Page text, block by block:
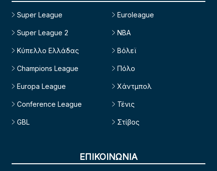
Super League
Super League 2
Κύπελλο Ελλάδας
Champions League
Europa League
Conference League
GBL
Euroleague
NBA
Βόλεϊ
Πόλο
Χάντμπολ
Τένις
Στίβος
ΕΠΙΚΟΙΝΩΝΙΑ